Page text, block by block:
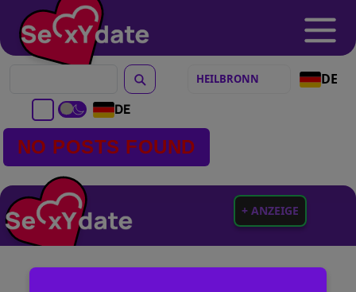
DE
DE
NO POSTS FOUND
+ ANZEIGE